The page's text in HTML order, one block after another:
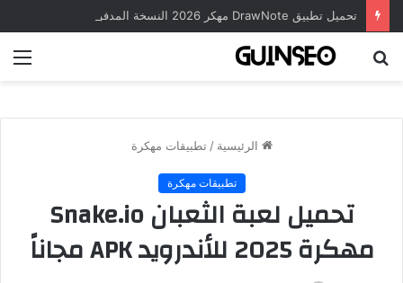
الرئيسية / تطبيقات مهكرة
تطبيقات مهكرة
تحميل لعبة الثعبان Snake.io
مهكرة 2025 للأندرويد APK مجاناً